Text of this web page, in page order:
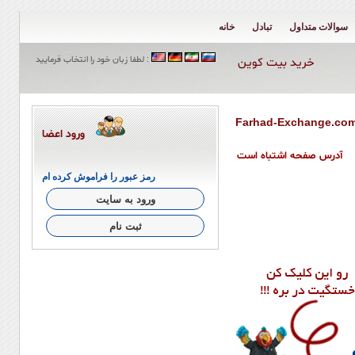
خانه تبادل سوالات متداول
لطفا زبان خود را انتخاب فرمایید : خرید بیت کوین
ورود اعضا
رمز عبور را فراموش کرده ام
آدرس صفحه اشتباه است